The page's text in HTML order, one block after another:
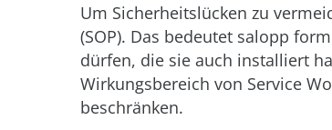
Um Sicherheitslücken zu
(SOP). Das bedeutet salopp
dürfen, die sie auch installiert
Wirkungsbereich von Service
beschränken.